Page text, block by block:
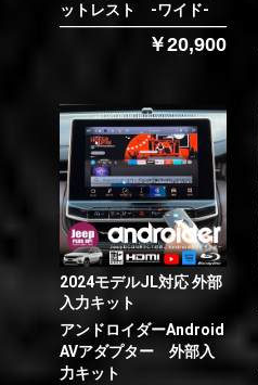
ットレスト -ワイド-
￥20,900
2024モデルJL対応 外部
入力キット
アンドロイダーAndroid
AVアダプター 外部入
力キット